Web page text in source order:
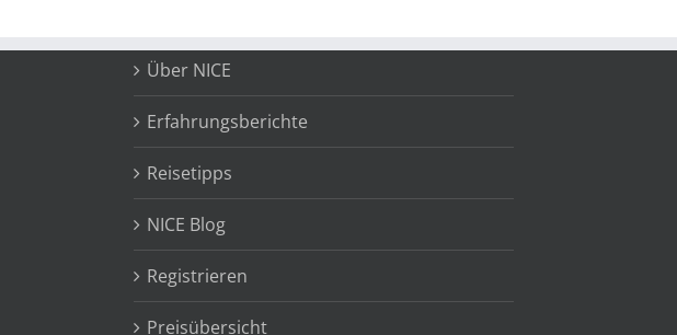
Über NICE
Erfahrungsberichte
Reisetipps
NICE Blog
Registrieren
Preisübersicht